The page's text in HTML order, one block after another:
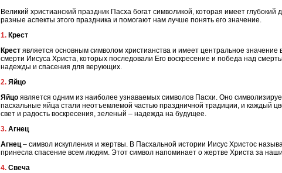
Великий христианский праздник Пасха богат символикой, которая имеет
разные аспекты этого праздника и помогают нам лучше понять его значение.
1. Крест
Крест является основным символом христианства и имеет центральное
смерти Иисуса Христа, которых последовали Его воскресение и победа над
надежды и спасения для верующих.
2. Яйцо
Яйцо является одним из наиболее узнаваемых символов Пасхи. Оно
пасхальные яйца стали неотъемлемой частью праздничной традиции, и каждый
свет и радость воскресения, зеленый – надежда на будущее.
3. Агнец
Агнец– символ искупления и жертвы. В Пасхальной истории Иисус Христос
принесла спасение всем людям. Этот символ напоминает о жертве Христа за
4. Свеча